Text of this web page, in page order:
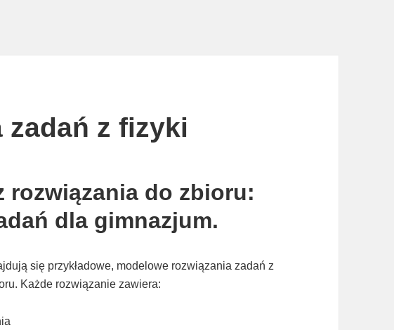
zadań z fizyki
rozwiązania do zbioru:
dla gimnazjum.
się przykładowe, modelowe rozwiązania zadań z
Każde rozwiązanie zawiera: